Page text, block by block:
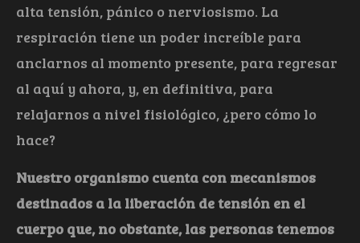
alta tensión, pánico o nerviosismo. La
respiración tiene un poder increíble para
anclarnos al momento presente, para regresar
al aquí y ahora, y, en definitiva, para
relajarnos a nivel fisiológico, ¿pero cómo lo
hace?
Nuestro organismo cuenta con mecanismos
destinados a la liberación de tensión en el
cuerpo que, no obstante, las personas tenemos